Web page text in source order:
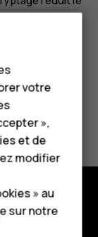
votre
»,
et de
modifier
» au
sur notre